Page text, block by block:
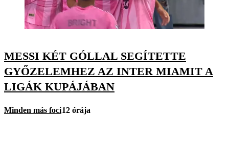
MESSI KÉT GÓLLAL SEGÍTETTE
GYŐZELEMHEZ AZ INTER MIAMIT A
LIGÁK KUPÁJÁBAN
Minden más foci12 órája